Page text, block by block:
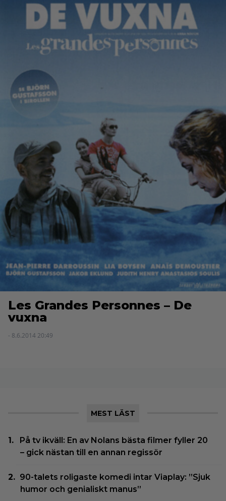
Les Grandes Personnes – De
vuxna
- 8.6.2014 20:49
MEST LÄST
På tv ikväll: En av Nolans bästa filmer fyller 20
– gick nästan till en annan regissör
90-talets roligaste komedi intar Viaplay: ”Sjuk
humor och genialiskt manus”